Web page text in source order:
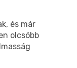
és már
olcsóbb